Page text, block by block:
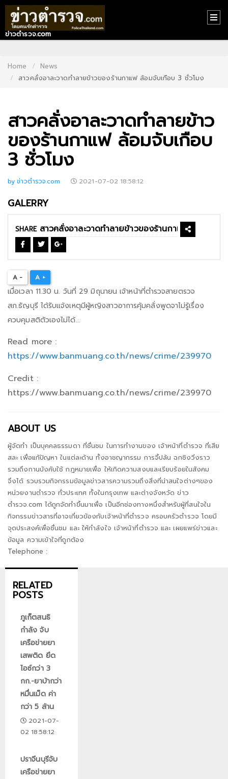
HOME
CONTACT
US
US
RECOMMEND
NEWS
LOGIN
REGISTER
ข่าวตำรวจ.com
Home
News
สาวคลั่งอาละวาดทำลายข้าวของร้านกาแฟ ล้อมจับเกือบ 3 ชั่วโมง
สาวคลั่งอาละวาดทำลายข้าว
ของร้านกาแฟ ล้อมจับเกือบ
3 ชั่วโมง
by ข่าวตำรวจ.com 2021-07-02 18:58:12
GALERRY
SHARE
A - A +
เมื่อเวลา 11.30 น. วันที่ 29 มิถุนายน เจ้าหน้าที่ตำรวจสายตรวจ
สภ.ธัญบุรี ได้รับแจ้งเหตุมีผู้หญิงสาวอาการคุ้มคลั่งพูดจาไม่รู้เรื่อง
ควบคุมสติตัวเองไม่ได้...
Read more :
https://www.banmuang.co.th/news/crime/239970
Credit :
https://www.banmuang.co.th/news/crime/239970
ABOUT US
ผู้จัดทำ เป็นบุคคลธรรมดา ที่ชื่นชม ในการทำงานของ เจ้าหน้าที่ตำรวจ ที่เสีย
สละ เพื่อแก้ปัญหา ในแต่ละด้าน ทั้งอาชญากรรม การจี้ปล้น ฉกชิงวิ่งราว
รวมถึงกานบังคับใช้ กฎหมายเพื่อ ให้เกิดความสงบและเรียบร้อยในสังคม
จึงได้ รวบรวมกิจกรรมข้อมูลข่าวสารความรวมถึงสิ่งที่น่าสนใจต่างๆของ
หน่วยงานตำรวจ ทั่วประเทศ ทั้งในกรุงเทพ และต่างจังหวัด ข่าว
ตำรวจ.com ได้ถูกจัดทำขึ้นมาเพื่อ เป็นอีกช่องทางหนึ่งสำหรับผู้ที่สนใจใน
กิจกรรมข่าวสารที่อาจเกี่ยวข้องกับเจ้าหน้าที่ตำรวจ ครอบครัวตำรวจ โดยมี
จุดประสงค์เพื่อชื่นชม และ ให้กำลังใจ เจ้าหน้าที่ตำรวจ และ เผยแพร่ข่าวและ
ข้อมูล ความเข้าใจที่ถูกต้อง
Telephone :
RELATED
POSTS
ภูเก็ตสนธิ
กำลัง จับ
เครือข่ายยา
เสพติด ยึด
ไอซ์กว่า 3
กก.-ยาบ้ากว่า
หมื่นเม็ด ค่า
กว่า 5 ล้าน
2021-07-
02 18:58:12
ปราจีนบุรีจับ
เครือข่ายยา